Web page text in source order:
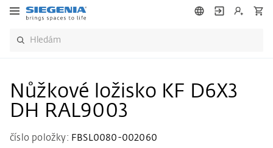
Nůžkové ložisko KF D6X3
DH RAL9003
číslo položky: FBSL0080-002060